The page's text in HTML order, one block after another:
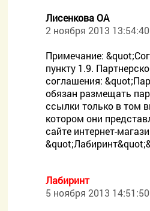
Лисенкова ОА
2 ноября 2013 13:54:40
Примечание:
пункту 1.9.
соглашения:
обязан размещать
ссылки только в том
котором они
сайте интернет-
Лабиринт
5 ноября 2013 14:51:50